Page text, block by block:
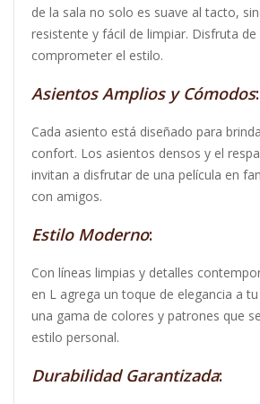
de la sala no solo es suave al tacto,
resistente y fácil de limpiar. Disfruta de
comprometer el estilo.
Asientos Amplios y Cómodos:
Cada asiento está diseñado para
confort. Los asientos densos y el
invitan a disfrutar de una película en
con amigos.
Estilo Moderno:
Con líneas limpias y detalles
en L agrega un toque de elegancia a
una gama de colores y patrones que
estilo personal.
Durabilidad Garantizada: